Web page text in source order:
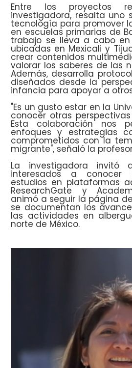
Entre los proyectos
investigadora, resalta uno
tecnología para promover
en escuelas primarias de
trabajo se lleva a cabo
ubicadas en Mexicali y
crear contenidos
valorar los saberes de las
Además, desarrolla
diseñados desde la
infancia para apoyar a
"Es un gusto estar en la
conocer otras
Esta colaboración nos
enfoques y estrategias
comprometidos con la
migrante", señaló la
La investigadora invitó
interesados a conocer
estudios en plataformas
ResearchGate y
animó a seguir la página
se documentan los
las actividades en
norte de México.